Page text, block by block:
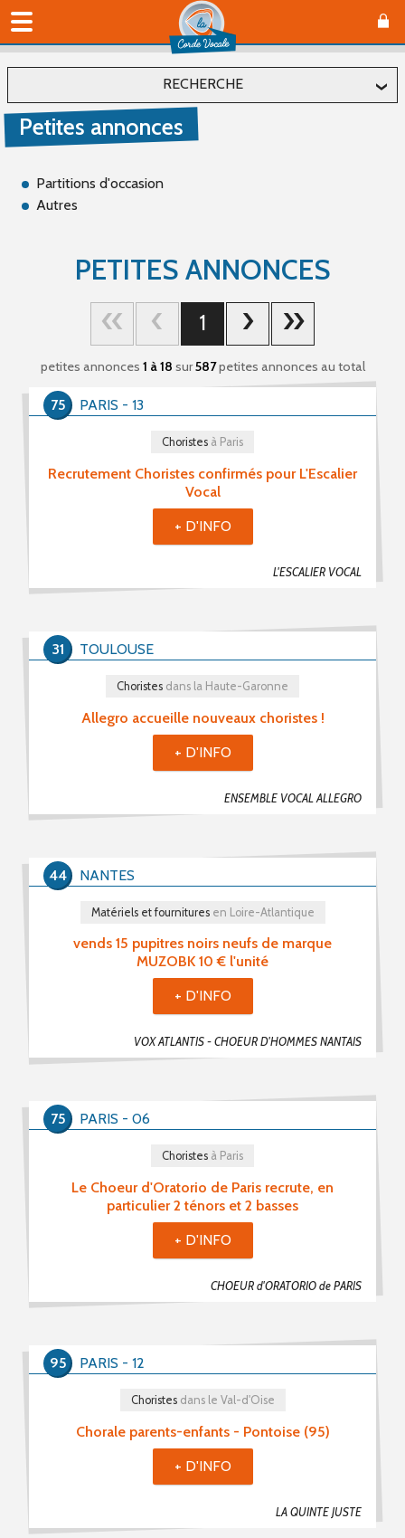
RECHERCHE
Localiser
Affiner
Offre (66)
Catégorie(s)
Choristes (418)
Chefs De Chœur (71)
Musiciens (35)
Recherche De Partitions (8)
Echanges / Rencontres Entre Groupes Vocaux (19)
Divers (29)
Mot(s) clé(s)
Plusieurs mots clé possibles
Petites annonces
Partitions d'occasion
Autres
PETITES ANNONCES
1
petites annonces 1 à 18 sur587petites annonces au total
Recrutement Choristes confirmés pour L'Escalier
Vocal
L'ESCALIER VOCAL
Choristes à Paris
PARIS - 13
75
+ D'INFO
Allegro accueille nouveaux choristes !
ENSEMBLE VOCAL ALLEGRO
Choristes dans la Haute-Garonne
TOULOUSE
31
+ D'INFO
vends 15 pupitres noirs neufs de marque
MUZOBK 10 € l'unité
VOX ATLANTIS - CHOEUR D'HOMMES NANTAIS
Matériels et fournituresen Loire-Atlantique
NANTES
44
+ D'INFO
Le Choeur d'Oratorio de Paris recrute, en
particulier 2 ténors et 2 basses
CHOEUR d'ORATORIO de PARIS
Choristes à Paris
PARIS - 06
75
+ D'INFO
Chorale parents-enfants - Pontoise (95)
LA QUINTE JUSTE
Choristesdans le Val-d'Oise
PARIS - 12
95
+ D'INFO